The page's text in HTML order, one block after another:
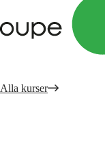
Alla kurser